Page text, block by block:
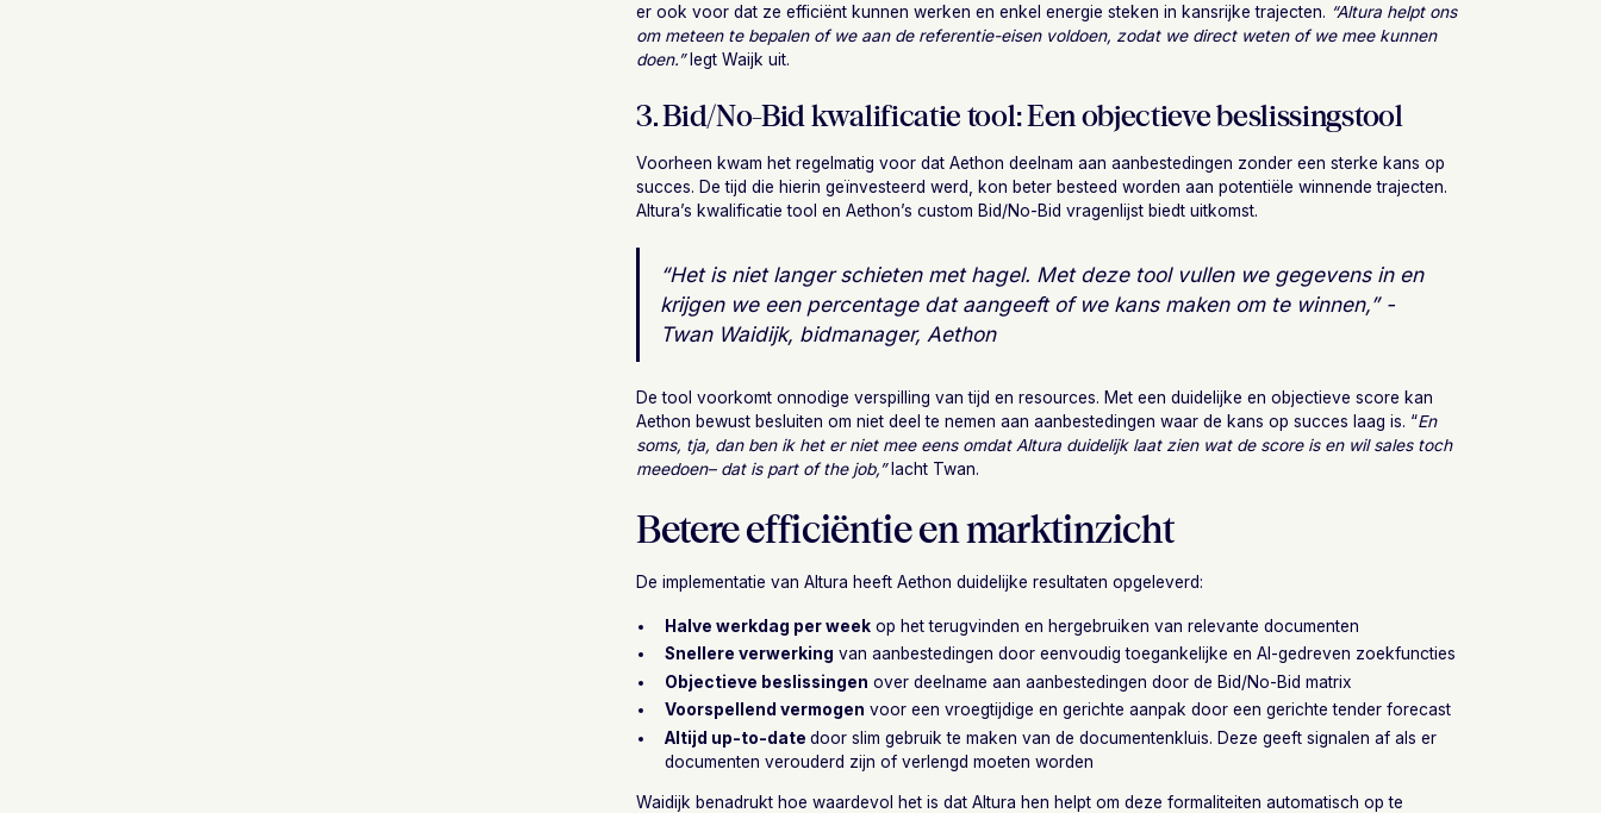
er ook voor dat ze efficiënt kunnen werken en enkel energie steken in kansrijke trajecten. “Altura helpt ons
om meteen te bepalen of we aan de referentie-eisen voldoen, zodat we direct weten of we mee kunnen
doen.”legt Waijk uit.
3. Bid/No-Bid kwalificatie tool: Een objectieve beslissingstool
Voorheen kwam het regelmatig voor dat Aethon deelnam aan aanbestedingen zonder een sterke kans op
succes. De tijd die hierin geïnvesteerd werd, kon beter besteed worden aan potentiële winnende trajecten.
Altura’s kwalificatie tool en Aethon’s custom Bid/No-Bid vragenlijst biedt uitkomst.
“Het is niet langer schieten met hagel. Met deze tool vullen we gegevens in en
krijgen we een percentage dat aangeeft of we kans maken om te winnen,” -
Twan Waidijk, bidmanager, Aethon
De tool voorkomt onnodige verspilling van tijd en resources. Met een duidelijke en objectieve score kan
Aethon bewust besluiten om niet deel te nemen aan aanbestedingen waar de kans op succes laag is. “En
soms, tja, dan ben ik het er niet mee eens omdat Altura duidelijk laat zien wat de score is en wil sales toch
meedoen– dat is part of the job,”lacht Twan.
Betere efficiëntie en marktinzicht
De implementatie van Altura heeft Aethon duidelijke resultaten opgeleverd:
Halve werkdag per week op het terugvinden en hergebruiken van relevante documenten
Snellere verwerking van aanbestedingen door eenvoudig toegankelijke en AI-gedreven zoekfuncties
Objectieve beslissingen over deelname aan aanbestedingen door de Bid/No-Bid matrix
Voorspellend vermogen voor een vroegtijdige en gerichte aanpak door een gerichte tender forecast
Altijd up-to-datedoor slim gebruik te maken van de documentenkluis. Deze geeft signalen af als er
documenten verouderd zijn of verlengd moeten worden
Waidijk benadrukt hoe waardevol het is dat Altura hen helpt om deze formaliteiten automatisch op te